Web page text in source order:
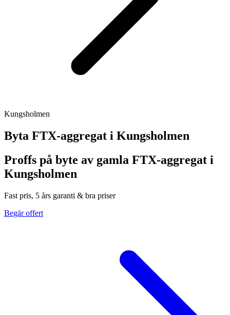
Kungsholmen
Byta FTX-aggregat i Kungsholmen
Proffs på byte av gamla FTX-aggregat i
Kungsholmen
Fast pris, 5 års garanti & bra priser
Begär offert